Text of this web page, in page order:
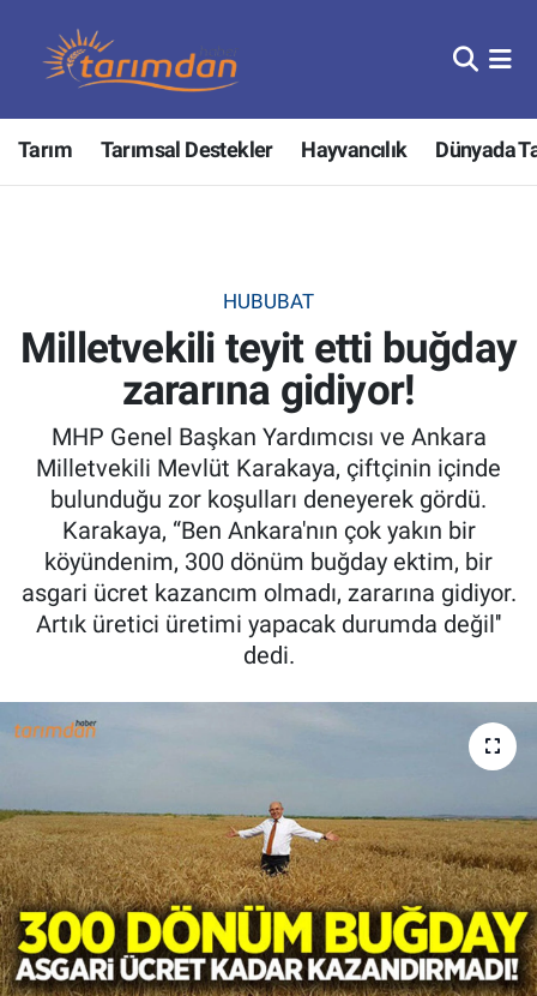
Tarım Tarımsal Destekler Hayvancılık Dünyada
HUBUBAT
Milletvekili teyit etti buğday
zararına gidiyor!
MHP Genel Başkan Yardımcısı ve Ankara
Milletvekili Mevlüt Karakaya, çiftçinin içinde
bulunduğu zor koşulları deneyerek gördü.
Karakaya, “Ben Ankara'nın çok yakın bir
köyündenim, 300 dönüm buğday ektim, bir
asgari ücret kazancım olmadı, zararına gidiyor.
Artık üretici üretimi yapacak durumda değil''
dedi.
Tarım
Hayvancılık
Tarımsal Destekler
Tarım Bakanlığı
TZOB
Tarım Kredi Kooperatifleri
Pankobirlik
Tarım Bilgisi
Dünyada Tarım
Üretici Birlikleri
Şeker ve Şekerli Mamüller
Nöbetçi Eczaneler
Hava Durumu
Tüm Manşetler
Son Dakika Haberleri
Haber Arşivi